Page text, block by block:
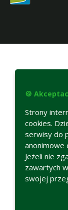
🍪
Strony
cookies.
serwisy do
anonimowe
Jeżeli nie
zawartych
swojej